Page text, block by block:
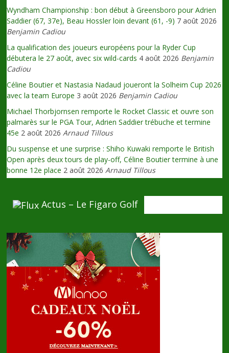
Wyndham Championship : bon début à Greensboro pour Adrien
Saddier (67, 37e), Beau Hossler loin devant (61, -9) 7 août 2026
Benjamin Cadiou
La qualification des joueurs européens pour la Ryder Cup
débutera le 27 août, avec six wild-cards 4 août 2026 Benjamin
Cadiou
Céline Boutier et Nastasia Nadaud joueront la Solheim Cup 2026
avec la team Europe 3 août 2026 Benjamin Cadiou
Michael Thorbjornsen remporte le Rocket Classic et ouvre son
palmarès sur le PGA Tour, Adrien Saddier trébuche et termine
45e 2 août 2026 Arnaud Tillous
Du suspense et une surprise : Shiho Kuwaki remporte le British
Open après deux tours de play-off, Céline Boutier termine à une
bonne 12e place 2 août 2026 Arnaud Tillous
Actus – Le Figaro Golf